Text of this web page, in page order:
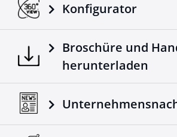
Konfigurator
Broschüre und
herunterladen